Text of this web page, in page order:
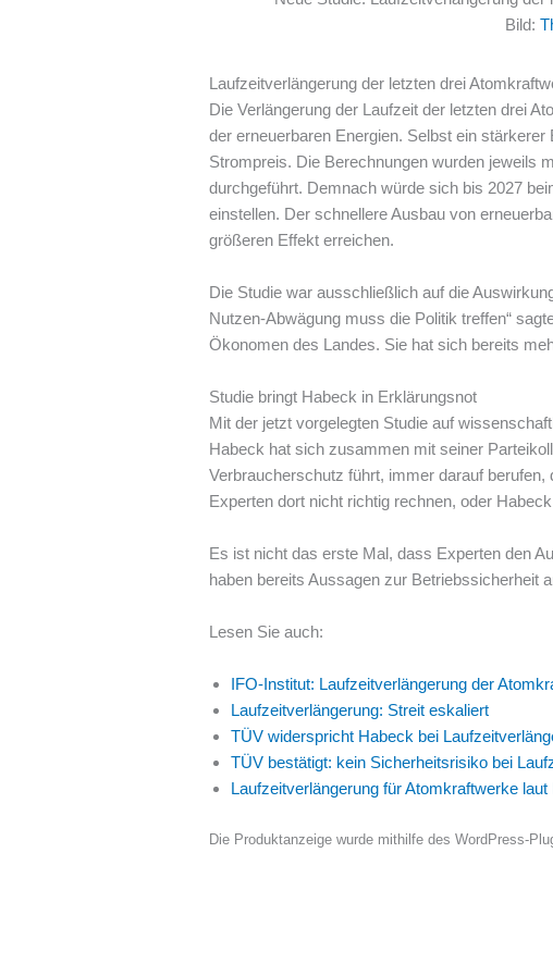
Bild:
Laufzeitverlängerung der letzten drei
Die Verlängerung der Laufzeit der letzten drei
der erneuerbaren Energien. Selbst ein
Strompreis. Die Berechnungen wurden jeweils
durchgeführt. Demnach würde sich bis 2027
einstellen. Der schnellere Ausbau von
größeren Effekt erreichen.
Die Studie war ausschließlich auf die
Nutzen-Abwägung muss die Politik treffen“
Ökonomen des Landes. Sie hat sich bereits
Studie bringt Habeck in Erklärungsnot
Mit der jetzt vorgelegten Studie auf
Habeck hat sich zusammen mit seiner
Verbraucherschutz führt, immer darauf
Experten dort nicht richtig rechnen, oder
Es ist nicht das erste Mal, dass Experten den
haben bereits Aussagen zur Betriebssicherheit
Lesen Sie auch:
IFO-Institut: Laufzeitverlängerung der
Laufzeitverlängerung: Streit eskaliert
TÜV widerspricht Habeck bei
TÜV bestätigt: kein Sicherheitsrisiko bei
Laufzeitverlängerung für Atomkraftwerke
Die Produktanzeige wurde mithilfe des WordPress-